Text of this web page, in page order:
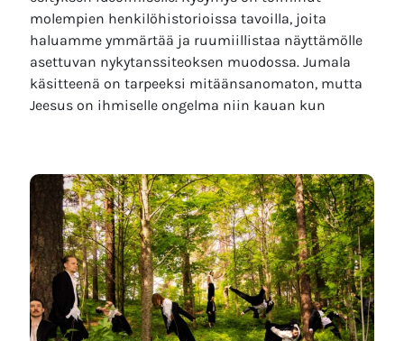
molempien henkilöhistorioissa tavoilla, joita
haluamme ymmärtää ja ruumiillistaa näyttämölle
asettuvan nykytanssiteoksen muodossa. Jumala
käsitteenä on tarpeeksi mitäänsanomaton, mutta
Jeesus on ihmiselle ongelma niin kauan kun